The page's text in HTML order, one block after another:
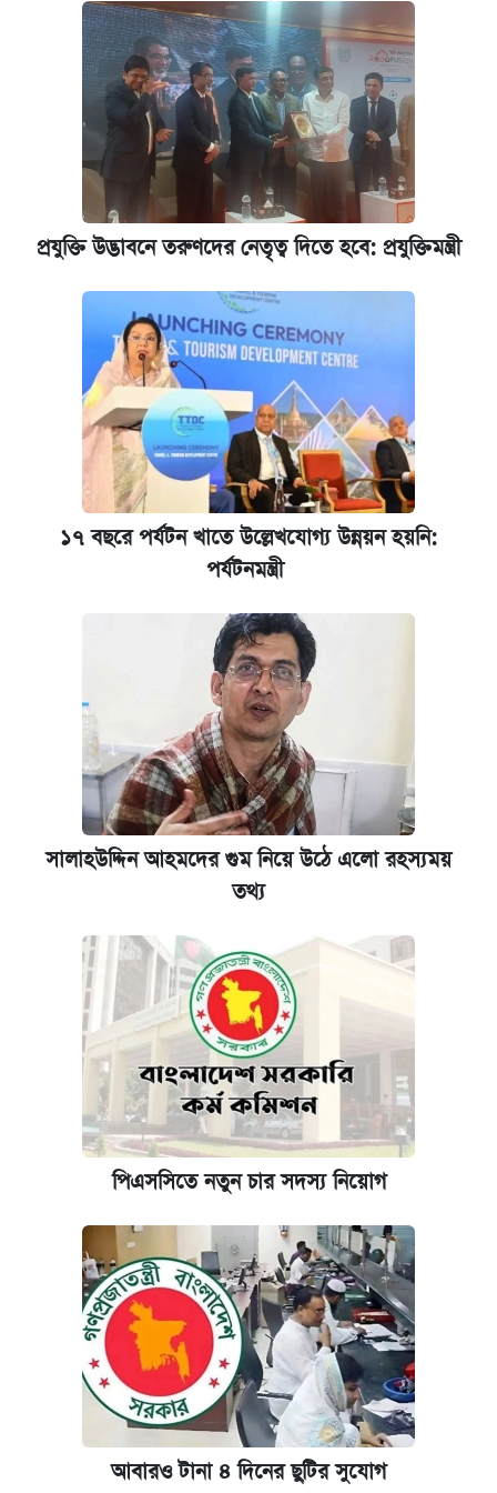
পাঁচ দপ্তরে নতুন সচিব নিয়োগ দিল সরকার
রাষ্ট্রবিরোধী কর্মকাণ্ড: ঢাবির কয়েকজন শিক্ষকের
বিরুদ্ধে ব্যবস্থা
আজকের বাজারে স্বর্ণের দাম (৬ আগস্ট)
আবেদন শুরু
প্রযুক্তি উদ্ভাবনে তরুণদের নেতৃত্ব দিতে হবে: প্রযুক্তিমন্ত্রী
১৭ বছরে পর্যটন খাতে উল্লেখযোগ্য উন্নয়ন হয়নি:
পর্যটনমন্ত্রী
সালাহউদ্দিন আহমদের গুম নিয়ে উঠে এলো রহস্যময়
তথ্য
পিএসসিতে নতুন চার সদস্য নিয়োগ
আবারও টানা ৪ দিনের ছুটির সুযোগ